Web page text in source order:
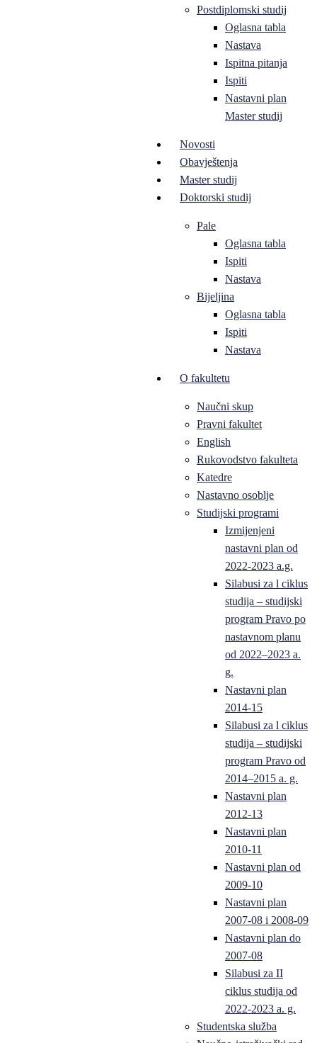
Postdiplomski studij
Oglasna tabla
Nastava
Ispitna pitanja
Ispiti
Nastavni plan
Master studij
Novosti
Obavještenja
Master studij
Doktorski studij
Pale
Oglasna tabla
Ispiti
Nastava
Bijeljina
Oglasna tabla
Ispiti
Nastava
O fakultetu
Naučni skup
Pravni fakultet
English
Rukovodstvo fakulteta
Katedre
Nastavno osoblje
Studijski programi
Izmijenjeni
nastavni plan od
2022-2023 a.g.
Silabusi za l ciklus
studija – studijski
program Pravo po
nastavnom planu
od 2022–2023 a.
g.
Nastavni plan
2014-15
Silabusi za l ciklus
studija – studijski
program Pravo od
2014–2015 a. g.
Nastavni plan
2012-13
Nastavni plan
2010-11
Nastavni plan od
2009-10
Nastavni plan
2007-08 i 2008-09
Nastavni plan do
2007-08
Silabusi za II
ciklus studija od
2022-2023 a. g.
Studentska služba